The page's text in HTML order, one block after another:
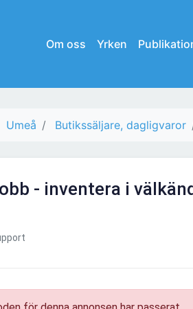
Om oss Yrken
Umeå Butikssäljare, dagligvaror
- inventera i